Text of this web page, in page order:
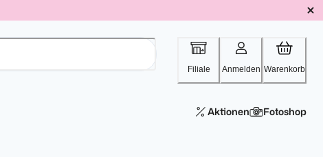
Filiale Anmelden Warenkorb
Aktionen Fotoshop